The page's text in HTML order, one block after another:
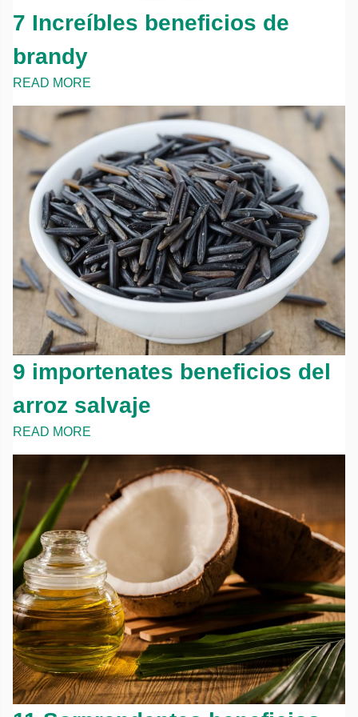
7 Increíbles beneficios de
brandy
READ MORE
9 importenates beneficios del
arroz salvaje
READ MORE